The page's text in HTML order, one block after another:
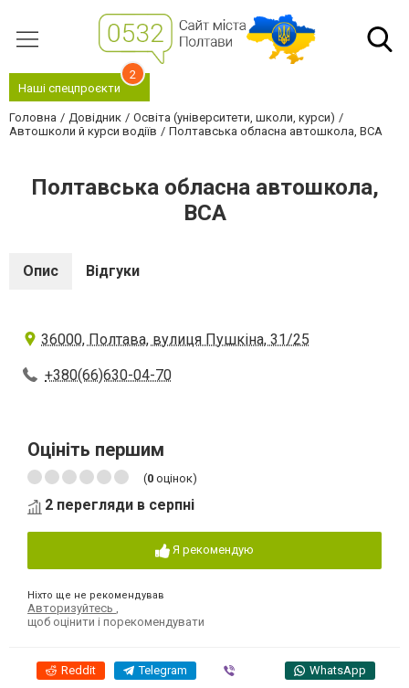
Наші спецпроєкти
2
Головна Довідник
Освіта (університети, школи, курси)
Автошколи й курси водіїв
Полтавська обласна автошкола, ВСА
Полтавська обласна автошкола,
ВСА
Опис Відгуки
36000, Полтава, вулиця Пушкіна, 31/25
+380(66)630-04-70
Оцініть першим
(0 оцінок)
2 перегляди в серпні
Я рекомендую
Ніхто ще не рекомендував
Авторизуйтесь
щоб оцінити і порекомендувати
Reddit Telegram WhatsApp